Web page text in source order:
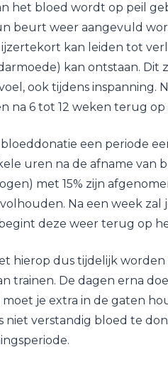
het bloed wordt op peil
beurt weer aangevuld
kan leiden tot
kan ontstaan. Dit
ook tijdens inspanning.
na 6 tot 12 weken terug op
bloeddonatie een periode
uren na de afname van
met 15% zijn
Na een week zal
deze weer terug op
hierop dus tijdelijk
trainen. De dagen erna
je extra in de gaten
niet verstandig bloed te